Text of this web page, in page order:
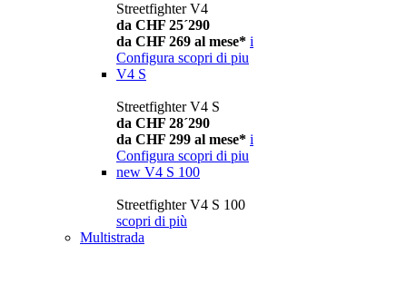
Streetfighter V4
da CHF 25´290
da CHF 269 al mese* i
Configura scopri di piu
V4 S
Streetfighter V4 S
da CHF 28´290
da CHF 299 al mese* i
Configura scopri di piu
new V4 S 100
Streetfighter V4 S 100
scopri di più
Multistrada